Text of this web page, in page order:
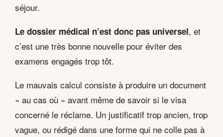
séjour.
Le dossier médical n’est donc pas universel, et
c’est une très bonne nouvelle pour éviter des
examens engagés trop tôt.
Le mauvais calcul consiste à produire un document
« au cas où » avant même de savoir si le visa
concerné le réclame. Un justificatif trop ancien, trop
vague, ou rédigé dans une forme qui ne colle pas à